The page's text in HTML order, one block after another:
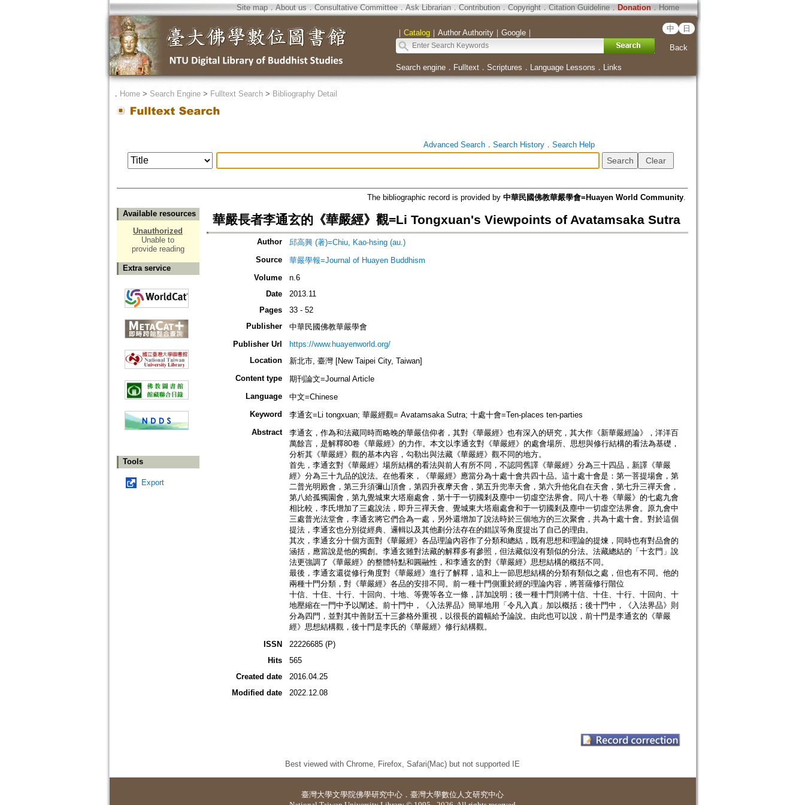
Site map．About us ． Consultative Committee． Ask Librarian． Contribution．Copyright．Citation Guideline． Donation．Home
｜ Catalog｜ Author Authority｜ Google｜ 中 日
Back
Search engine． Fulltext． Scriptures ． Language Lessons ． Links
． Home> Search Engine> Fulltext Search> Bibliography Detail
Advanced Search． Search History． Search Help
The bibliographic record is provided by 中華民國佛教華嚴學會=Huayen World Community.
Available resources
Unauthorized
Unable to
provide reading
Extra service
Tools
Export
華嚴長者李通玄的《華嚴經》觀=Li Tongxuan's Viewpoints of Avatamsaka Sutra
Author
邱高興 (著)=Chiu, Kao-hsing (au.)
Source
華嚴學報=Journal of Huayen Buddhism
Volume
n.6
Date
2013.11
Pages
33 - 52
Publisher
中華民國佛教華嚴學會
Publisher Url
https://www.huayenworld.org/
Location
新北市, 臺灣 [New Taipei City, Taiwan]
Content type
期刊論文=Journal Article
Language
中文=Chinese
Keyword
李通玄=Li tongxuan; 華嚴經觀= Avatamsaka Sutra; 十處十會=Ten-places ten-parties
Abstract
李通玄，作為和法藏同時而略晚的華嚴信仰者，其對《華嚴經》也有深入的研究，其大作《新華嚴經論》，洋洋百
萬餘言，是解釋80卷《華嚴經》的力作。本文以李通玄對《華嚴經》的處會場所、思想與修行結構的看法為基礎，
分析其《華嚴經》觀的基本內容，勾勒出與法藏《華嚴經》觀不同的地方。
首先，李通玄對《華嚴經》場所結構的看法與前人有所不同，不認同舊譯《華嚴經》分為三十四品，新譯《華嚴
經》分為三十九品的說法。在他看來，《華嚴經》應當分為十處十會共四十品。這十處十會是：第一菩提場會，第
二普光明殿會，第三升須彌山頂會，第四升夜摩天會，第五升兜率天會，第六升他化自在天會，第七升三禪天會，
第八給孤獨園會，第九覺城東大塔廟處會，第十于一切國剎及塵中一切虛空法界會。同八十卷《華嚴》的七處九會
相比較，李氏增加了三處說法，即升三禪天會、覺城東大塔廟處會和于一切國剎及塵中一切虛空法界會。原九會中
三處普光法堂會，李通玄將它們合為一處，另外還增加了說法時於三個地方的三次聚會，共為十處十會。對於這個
提法，李通玄也分別從經典、邏輯以及其他劃分法存在的錯誤等角度提出了自己的理由。
其次，李通玄分十個方面對《華嚴經》各品理論內容作了分類和總結，既有思想和理論的提煉，同時也有對品會的
涵括，應當說是他的獨創。李通玄雖對法藏的解釋多有參照，但法藏似沒有類似的分法。法藏總結的「十玄門」說
法更強調了《華嚴經》的整體特點和圓融性，和李通玄的對《華嚴經》思想結構的概括不同。
最後，李通玄還從修行角度對《華嚴經》進行了解釋，這和上一節思想結構的分類有類似之處，但也有不同。他的
兩種十門分類，對《華嚴經》各品的安排不同。前一種十門側重於經的理論內容，將菩薩修行階位
十信、十住、十行、十回向、十地、等覺等各立一條，詳加說明；後一種十門則將十信、十住、十行、十回向、十
地壓縮在一門中予以闡述。前十門中，《入法界品》簡單地用「令凡入真」加以概括；後十門中，《入法界品》則
分為四門，並對其中善財五十三參格外重視，以很長的篇幅給予論說。由此也可以說，前十門是李通玄的《華嚴
經》思想結構觀，後十門是李氏的《華嚴經》修行結構觀。
ISSN
22226685 (P)
Hits
565
Created date
2016.04.25
Modified date
2022.12.08
Best viewed with Chrome, Firefox, Safari(Mac) but not supported IE
臺灣大學文學院佛學研究中心 ． 臺灣大學數位人文研究中心